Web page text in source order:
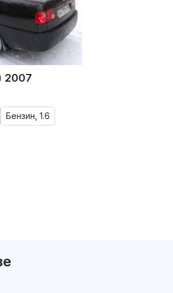
2007
Бензин, 1.6